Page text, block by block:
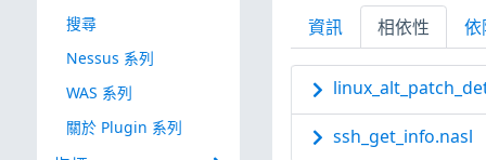
搜尋
Nessus 系列
WAS 系列
關於 Plugin 系列
資訊 相依性 依
ssh_get_info.nasl